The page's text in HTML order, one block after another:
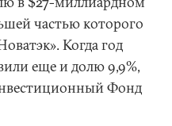
частью которого
Когда год
еще и долю 9,9%,
Фонд